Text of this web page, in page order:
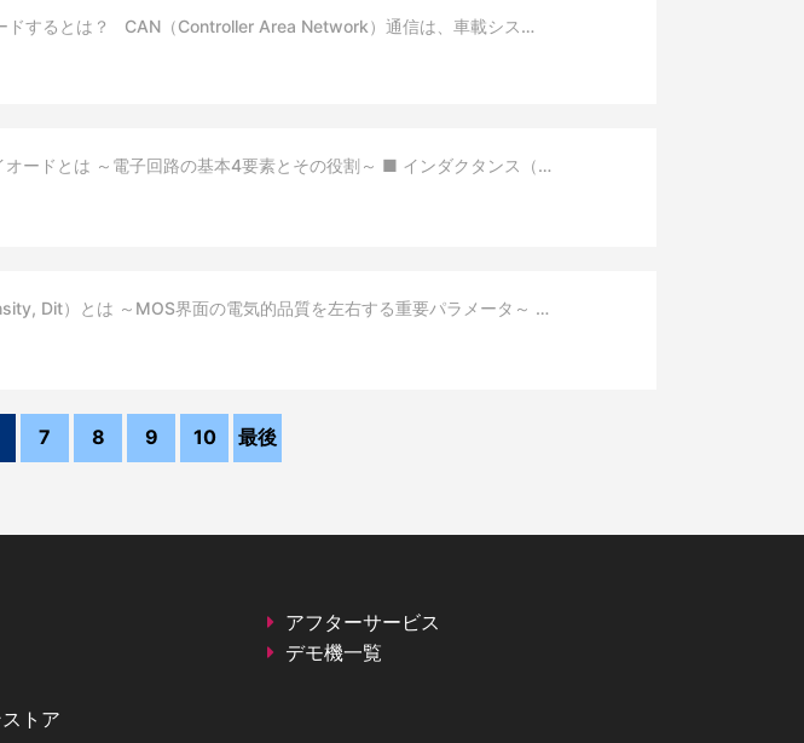
ドするとは？ CAN（Controller Area Network）通信は、車載シス…
オードとは ～電子回路の基本4要素とその役割～ ■ インダクタンス（…
Dit）とは ～MOS界面の電気的品質を左右する重要パラメータ～ …
7 8 9 10 最後
トア
アフターサービス
デモ機一覧